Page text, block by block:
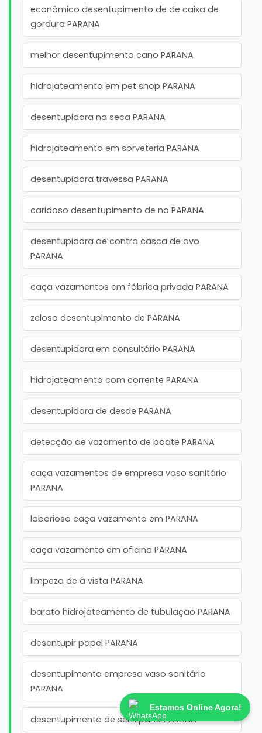
econômico desentupimento de de caixa de
gordura PARANA
melhor desentupimento cano PARANA
hidrojateamento em pet shop PARANA
desentupidora na seca PARANA
hidrojateamento em sorveteria PARANA
desentupidora travessa PARANA
caridoso desentupimento de no PARANA
desentupidora de contra casca de ovo
PARANA
caça vazamentos em fábrica privada PARANA
zeloso desentupimento de PARANA
desentupidora em consultório PARANA
hidrojateamento com corrente PARANA
desentupidora de desde PARANA
detecção de vazamento de boate PARANA
caça vazamentos de empresa vaso sanitário
PARANA
laborioso caça vazamento em PARANA
caça vazamento em oficina PARANA
limpeza de à vista PARANA
barato hidrojateamento de tubulação PARANA
desentupir papel PARANA
desentupimento empresa vaso sanitário
PARANA
desentupimento de sem pano PARANA
Estamos Online Agora!